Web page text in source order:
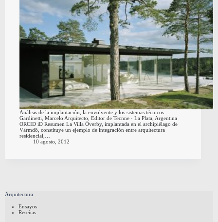
Análisis de la implantación, la envolvente y los sistemas técnicos
Gardinetti, Marcelo Arquitecto, Editor de Tecnne · La Plata, Argentina
ORCID iD Resumen La Villa Överby, implantada en el archipiélago de
Värmdö, constituye un ejemplo de integración entre arquitectura
residencial,…
10 agosto, 2012
Arquitectura
Ensayos
Reseñas